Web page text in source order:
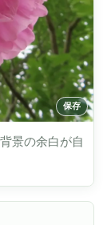
景の余白が自